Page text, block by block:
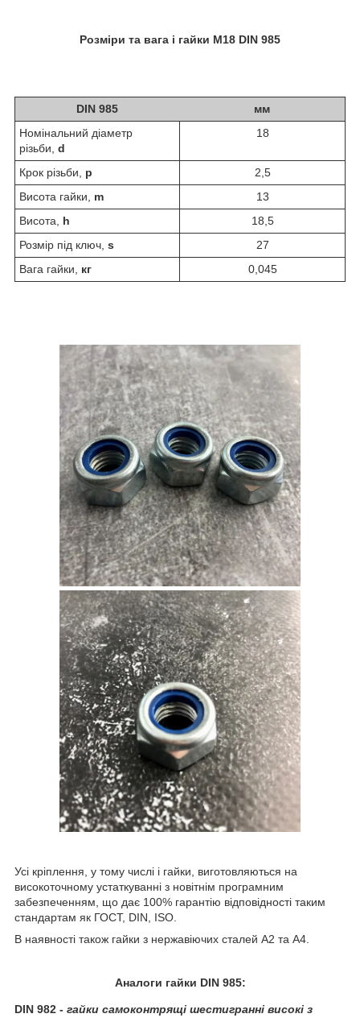
Розміри та вага і гайки М18 DIN 985
DIN 985
мм
Номінальний діаметр
різьби, d
18
Крок різьби, p
2,5
Висота гайки, m
13
Висота, h
18,5
Розмір під ключ, s
27
Вага гайки, кг 0,045
Усі кріплення, у тому числі і гайки, виготовляються на
високоточному устаткуванні з новітнім програмним
забезпеченням, що дає 100% гарантію відповідності таким
стандартам як ГОСТ, DIN, ISO.
В наявності також гайки з нержавіючих сталей А2 та А4.
Аналоги гайки DIN 985:
DIN 982 - гайки самоконтрящі шестигранні високі з